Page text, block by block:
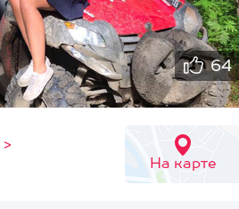
64
>
На карте